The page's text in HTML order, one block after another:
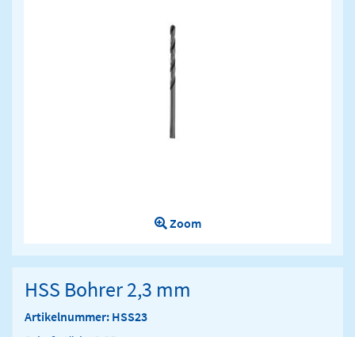
Zoom
HSS Bohrer 2,3 mm
Artikelnummer: HSS23